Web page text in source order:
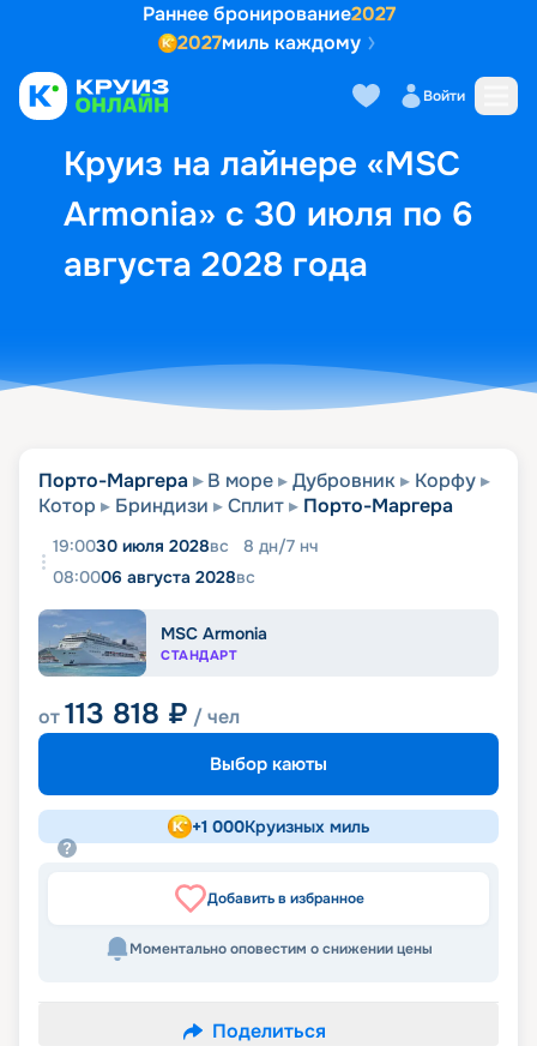
Раннее бронирование2027
2027миль каждому
Войти
Круиз на лайнере «MSC
Armonia» с 30 июля по 6
августа 2028 года
Выбор кают Маршрут и
Порто-Маргера В море Дубровник
Корфу
Котор
Бриндизи Сплит Порто-Маргера
19:0030 июля 2028вс 8 дн/7 нч
08:0006 августа 2028вс
MSC Armonia
СТАНДАРТ
от113 818 ₽ / чел
Выбор каюты
+1 000Круизных миль
Добавить в избранное
Моментально оповестим о снижении цены
Поделиться